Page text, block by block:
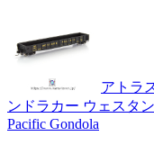
アトラ
ンドラカー ウェスタ
Pacific Gondola